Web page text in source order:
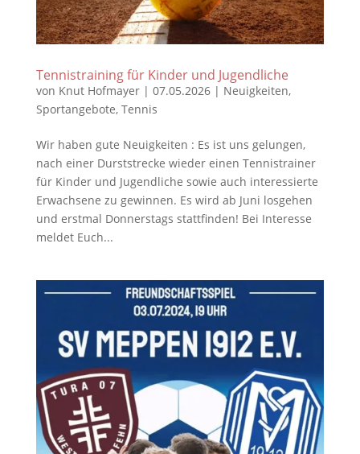
Tennistraining für Kinder und Jugendliche
von Knut Hofmayer| 07.05.2026| Neuigkeiten,
Sportangebote, Tennis
Wir haben gute Neuigkeiten : Es ist uns gelungen,
nach einer Durststrecke wieder einen Tennistrainer
für Kinder und Jugendliche sowie auch interessierte
Erwachsene zu gewinnen. Es wird ab Juni losgehen
und erstmal Donnerstags stattfinden! Bei Interesse
meldet Euch...